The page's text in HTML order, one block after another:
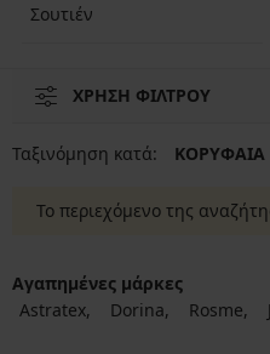
Σουτιέν
ΧΡΗΣΗ ΦΙΛΤΡΟΥ
Ταξινόμηση κατά: ΚΟΡΥΦΑΙΑ
Το περιεχόμενο της
Αγαπημένες μάρκες
Astratex
Dorina Rosme